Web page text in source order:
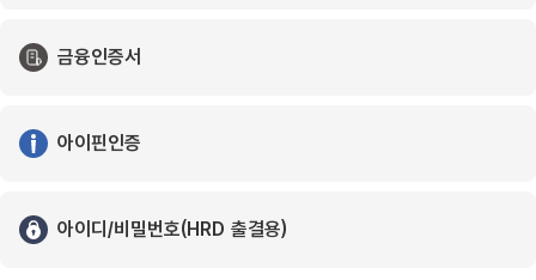
금융인증서
아이핀인증
아이디/비밀번호(HRD 출결용)